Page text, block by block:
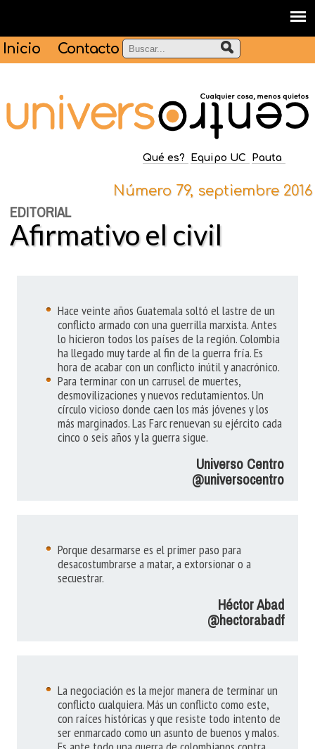
Inicio Contacto
Qué es? Equipo UC Pauta
Número 79, septiembre 2016
EDITORIAL
Afirmativo el civil
Hace veinte años Guatemala soltó el lastre de un
conflicto armado con una guerrilla marxista. Antes
lo hicieron todos los países de la región. Colombia
ha llegado muy tarde al fin de la guerra fría. Es
hora de acabar con un conflicto inútil y anacrónico.
Para terminar con un carrusel de muertes,
desmovilizaciones y nuevos reclutamientos. Un
círculo vicioso donde caen los más jóvenes y los
más marginados. Las Farc renuevan su ejército cada
cinco o seis años y la guerra sigue.
Universo Centro
@universocentro
Porque desarmarse es el primer paso para
desacostumbrarse a matar, a extorsionar o a
secuestrar.
Héctor Abad
@hectorabadf
La negociación es la mejor manera de terminar un
conflicto cualquiera. Más un conflicto como este,
con raíces históricas y que resiste todo intento de
ser enmarcado como un asunto de buenos y malos.